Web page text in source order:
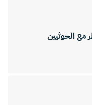
مع الحوثيين